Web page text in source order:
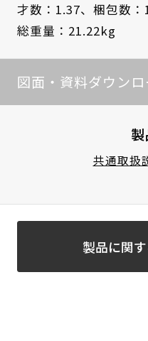
才数：1.37、 梱包数：1
総重量：21.22kg
図面・資料ダウンロ
共通取扱
製品に関